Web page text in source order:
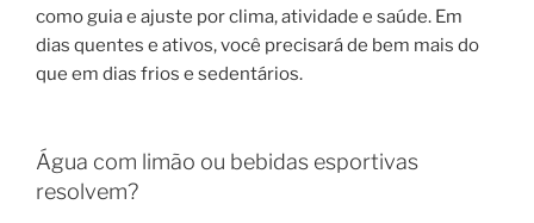
como guia e ajuste por clima, atividade e saúde. Em
dias quentes e ativos, você precisará de bem mais do
que em dias frios e sedentários.
Água com limão ou bebidas esportivas
resolvem?